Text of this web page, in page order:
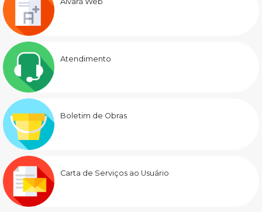
Atendimento
Boletim de Obras
Carta de Serviços ao Usuário